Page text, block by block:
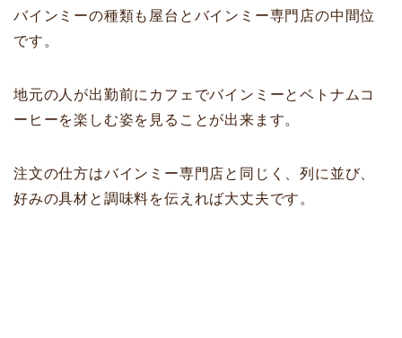
バインミーの種類も屋台とバインミー専門店の中間位
です。
地元の人が出勤前にカフェでバインミーとベトナムコ
ーヒーを楽しむ姿を見ることが出来ます。
注文の仕方はバインミー専門店と同じく、列に並び、
好みの具材と調味料を伝えれば大丈夫です。